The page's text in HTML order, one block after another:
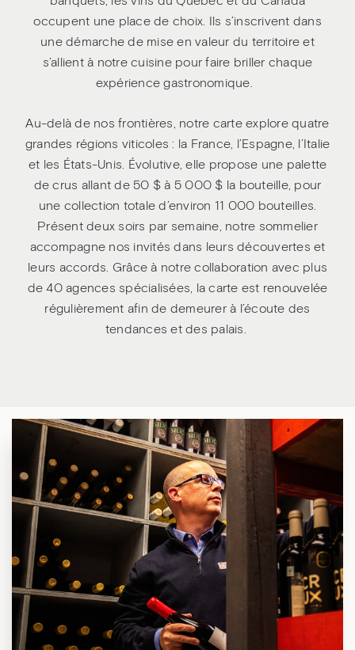
occupent une place de choix. Ils s’inscrivent dans
une démarche de mise en valeur du territoire et
s’allient à notre cuisine pour faire briller chaque
expérience gastronomique.
Au-delà de nos frontières, notre carte explore quatre
grandes régions viticoles : la France, l’Espagne, l’Italie
et les États-Unis. Évolutive, elle propose une palette
de crus allant de 50 $ à 5 000 $ la bouteille, pour
une collection totale d’environ 11 000 bouteilles.
Présent deux soirs par semaine, notre sommelier
accompagne nos invités dans leurs découvertes et
leurs accords. Grâce à notre collaboration avec plus
de 40 agences spécialisées, la carte est renouvelée
régulièrement afin de demeurer à l’écoute des
tendances et des palais.